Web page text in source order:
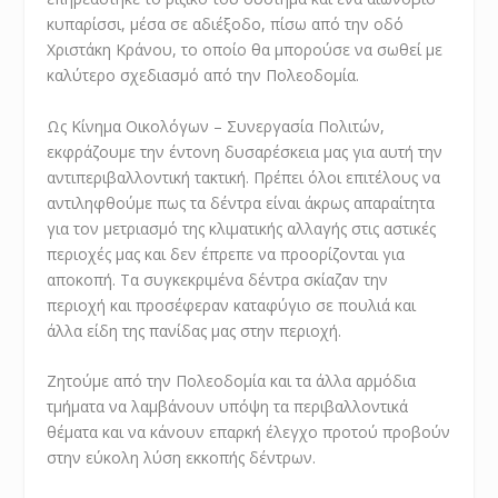
κυπαρίσσι, μέσα σε αδιέξοδο, πίσω από την οδό
Χριστάκη Κράνου, το οποίο θα μπορούσε να σωθεί με
καλύτερο σχεδιασμό από την Πολεοδομία.
Ως Κίνημα Οικολόγων – Συνεργασία Πολιτών,
εκφράζουμε την έντονη δυσαρέσκεια μας για αυτή την
αντιπεριβαλλοντική τακτική. Πρέπει όλοι επιτέλους να
αντιληφθούμε πως τα δέντρα είναι άκρως απαραίτητα
για τον μετριασμό της κλιματικής αλλαγής στις αστικές
περιοχές μας και δεν έπρεπε να προορίζονται για
αποκοπή. Τα συγκεκριμένα δέντρα σκίαζαν την
περιοχή και προσέφεραν καταφύγιο σε πουλιά και
άλλα είδη της πανίδας μας στην περιοχή.
Ζητούμε από την Πολεοδομία και τα άλλα αρμόδια
τμήματα να λαμβάνουν υπόψη τα περιβαλλοντικά
θέματα και να κάνουν επαρκή έλεγχο προτού προβούν
στην εύκολη λύση εκκοπής δέντρων.